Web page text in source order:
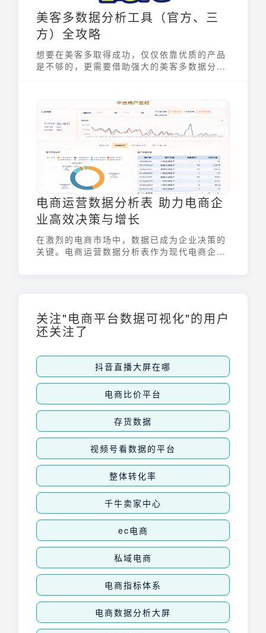
美客多数据分析工具（官方、三
方）全攻略
想要在美客多取得成功，仅仅依靠优质的产品
是不够的，更需要借助强大的美客多数据分析
数据分析工具、第三方数据分析平台，并通过
实际案例展示如何利用这些工具提升店铺业
绩。
电商运营数据分析表 助力电商企
业高效决策与增长
在激烈的电商市场中，数据已成为企业决策的
关键。电商运营数据分析表作为现代电商企业
提升运营决策效率，提高活动ROI复盘的准确
性，并缩短商品结构优化周期，助力企业实现
高效增长。
关注"电商平台数据可视化"的用户
还关注了
抖音直播大屏在哪
电商比价平台
存货数据
视频号看数据的平台
整体转化率
千牛卖家中心
ec电商
私域电商
电商指标体系
电商数据分析大屏